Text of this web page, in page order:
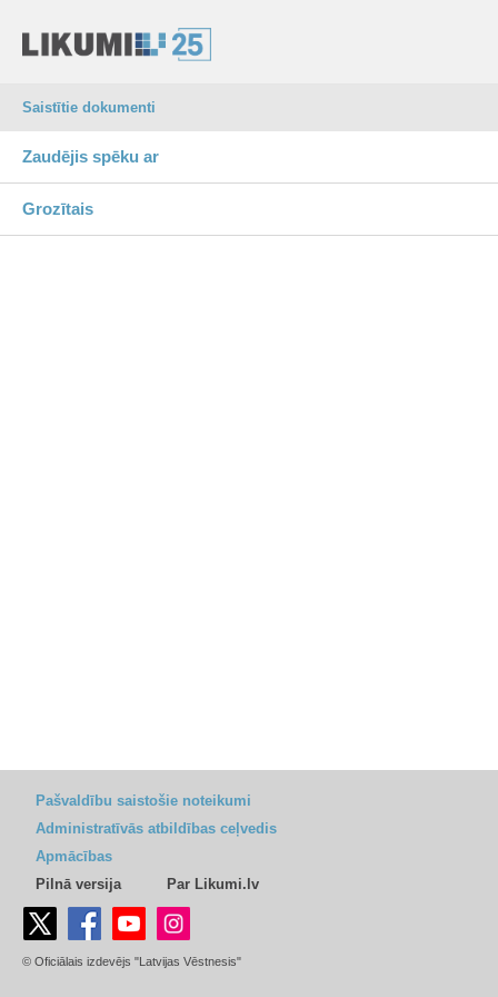
Saistītie dokumenti
Zaudējis spēku ar
Grozītais
Pašvaldību saistošie noteikumi
Administratīvās atbildības ceļvedis
Apmācības
Pilnā versija
Par Likumi.lv
© Oficiālais izdevējs "Latvijas Vēstnesis"